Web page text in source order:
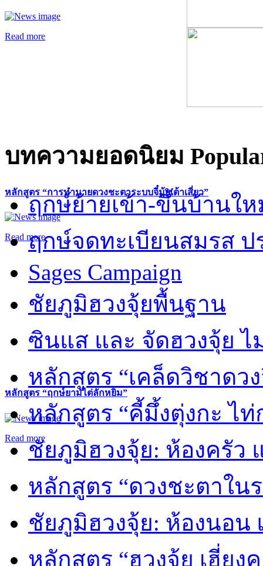
Read more
หลักสูตร “การทำนายดวงชะตาระบบจี๋มุ้ยเต้าเสี่ยว”
Read more
หลักสูตร “ฤกษ์ยามไต่ลักหยิ่ม”
Read more
บทความยอดนิยม
ฤกษ์ย้ายเข้า-ขึ้นบ้านให
ฤกษ์จดทะเบียนสมรส ป
Sages Campaign
ชัยภูมิฮวงจุ้ยพื้นฐาน
ซินแส และ จัดฮวงจุ้ย ไ
หลักสูตร “เคล็ดวิชาดว
หลักสูตร “คี้มึ้งตุ่งกะ ไ
ชัยภูมิฮวงจุ้ย: ห้องครัว
หลักสูตร “ดวงชะตาใน
ชัยภูมิฮวงจุ้ย: ห้องนอน
หลักสูตร “ฮวงจุ้ย เฮี่ยง